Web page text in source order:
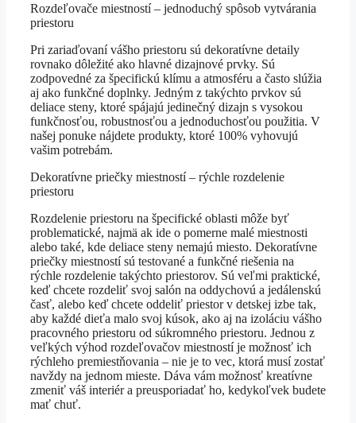
Rozdeľovače miestností – jednoduchý spôsob vytvárania
priestoru
Pri zariaďovaní vášho priestoru sú dekoratívne detaily
rovnako dôležité ako hlavné dizajnové prvky. Sú
zodpovedné za špecifickú klímu a atmosféru a často slúžia
aj ako funkčné doplnky. Jedným z takýchto prvkov sú
deliace steny, ktoré spájajú jedinečný dizajn s vysokou
funkčnosťou, robustnosťou a jednoduchosťou použitia. V
našej ponuke nájdete produkty, ktoré 100% vyhovujú
vašim potrebám.
Dekoratívne priečky miestností – rýchle rozdelenie
priestoru
Rozdelenie priestoru na špecifické oblasti môže byť
problematické, najmä ak ide o pomerne malé miestnosti
alebo také, kde deliace steny nemajú miesto. Dekoratívne
priečky miestností sú testované a funkčné riešenia na
rýchle rozdelenie takýchto priestorov. Sú veľmi praktické,
keď chcete rozdeliť svoj salón na oddychovú a jedálenskú
časť, alebo keď chcete oddeliť priestor v detskej izbe tak,
aby každé dieťa malo svoj kúsok, ako aj na izoláciu vášho
pracovného priestoru od súkromného priestoru. Jednou z
veľkých výhod rozdeľovačov miestností je možnosť ich
rýchleho premiestňovania – nie je to vec, ktorá musí zostať
navždy na jednom mieste. Dáva vám možnosť kreatívne
zmeniť váš interiér a preusporiadať ho, kedykoľvek budete
mať chuť.